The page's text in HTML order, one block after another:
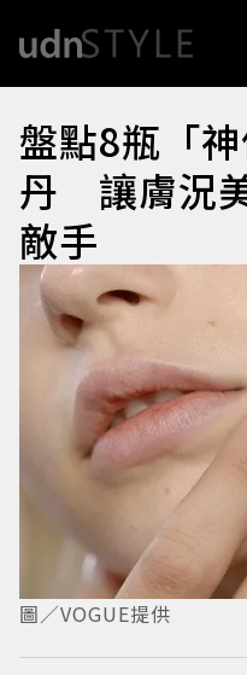
盤點8瓶「
丹 讓膚況
敵手
圖／VOGUE提供